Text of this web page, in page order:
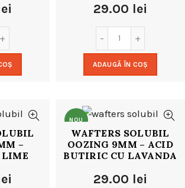
29.00 lei
ADAUGĂ ÎN COȘ
–
LIME
NOU
WAFTERS SOLUBIL
OOZING 9MM – ACID
BUTIRIC CU LAVANDA
29.00 lei